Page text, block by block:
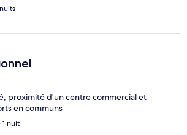
proximité d'un centre commercial et
en communs
1 nuit